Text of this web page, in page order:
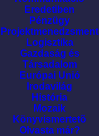
Eredetiben
Pénzügy
Projektmenedzsment
Logisztika
Gazdaság és
Társadalom
Európai Unió
Irodavilág
História
Mozaik
Könyvismertetõ
Olvasta már?